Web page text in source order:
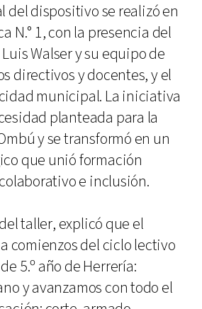
del dispositivo se realizó en
N.° 1, con la presencia del
Walser y su equipo de
directivos y docentes, y el
municipal. La iniciativa
planteada para la
y se transformó en un
que unió formación
e inclusión.
taller, explicó que el
comienzos del ciclo lectivo
5.º año de Herrería:
y avanzamos con todo el